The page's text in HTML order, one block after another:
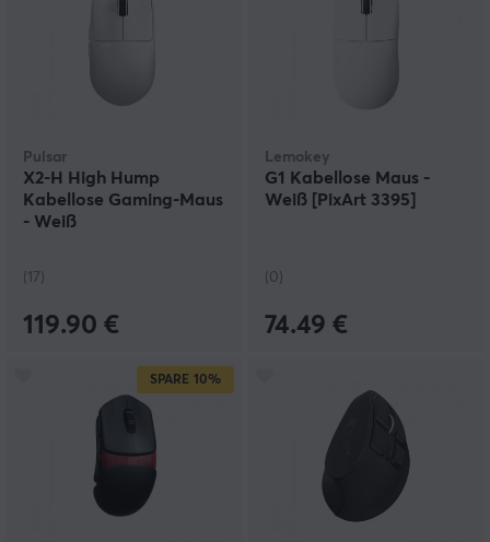
Pulsar
X2-H High Hump
Kabellose Gaming-Maus
- Weiß
(17)
119.90 €
Lemokey
G1 Kabellose Maus -
Weiß [PixArt 3395]
(0)
74.49 €
SPARE 10%